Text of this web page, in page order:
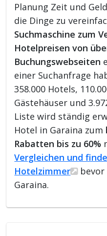
Planung Zeit und
die Dinge zu
Suchmaschine zum
Hotelpreisen von
Buchungswebseiten
einer Suchanfrage
358.000 Hotels,
Gästehäuser und
Liste wird ständig
Hotel in Garaina zum
Rabatten bis zu 60%
Vergleichen und
Hotelzimmer
bevor
Garaina.